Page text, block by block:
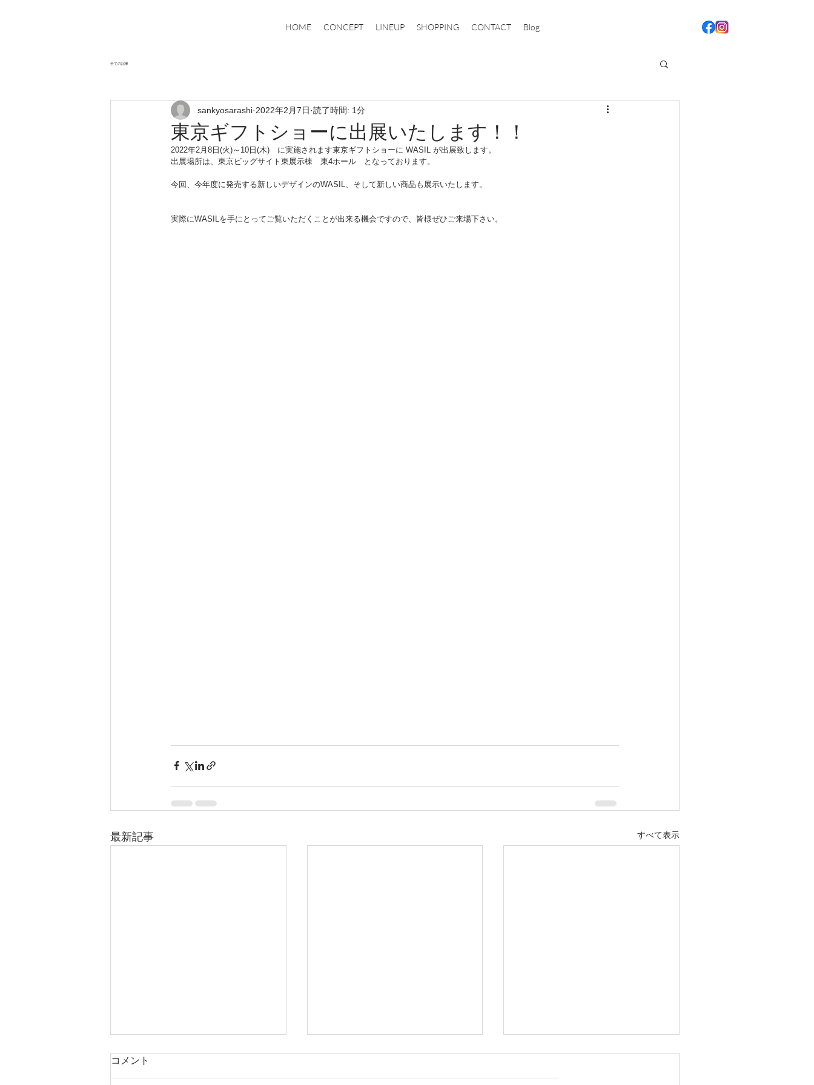
HOME CONCEPT LINEUP SHOPPING CONTACT Blog
全ての記事
東京ギフトショーに出展いたします！！
sankyosarashi 2022年2月7日 読了時間: 1分
2022年2月8日(火)～10日(木)　に実施されます東京ギフトショーに WASIL が出展致します。
出展場所は、東京ビッグサイト東展示棟　東4ホール　となっております。
今回、今年度に発売する新しいデザインのWASIL、そして新しい商品も展示いたします。
実際にWASILを手にとってご覧いただくことが出来る機会ですので、皆様ぜひご来場下さい。
最新記事 すべて表示
コメント